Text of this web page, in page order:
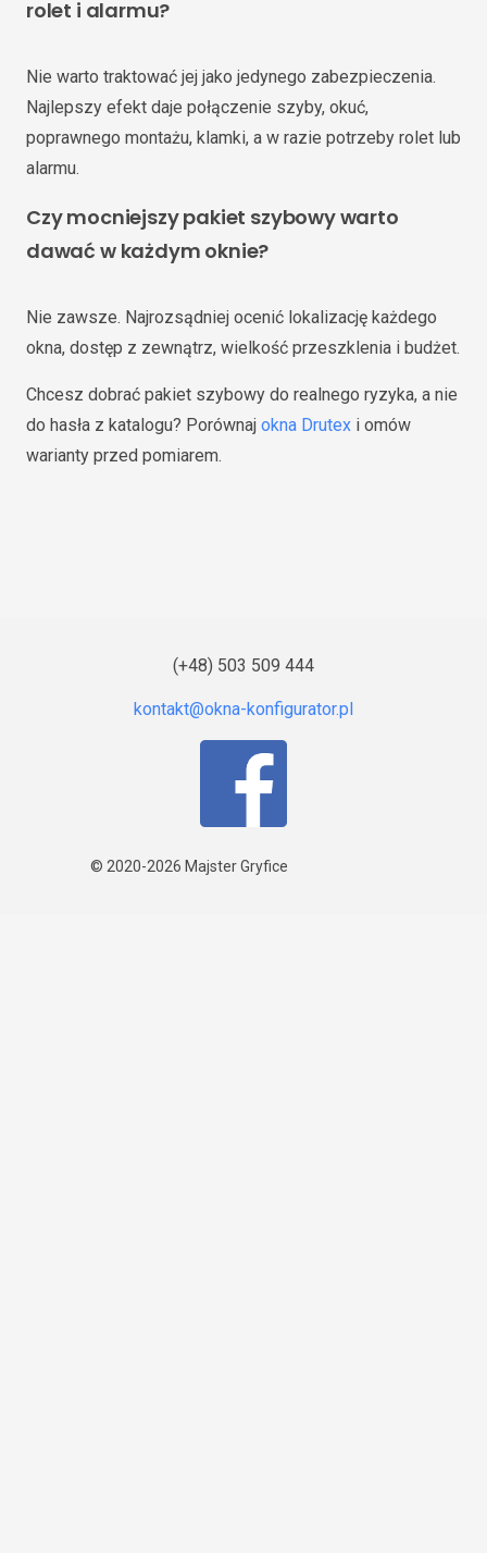
rolet i alarmu?
Nie warto traktować jej jako jedynego zabezpieczenia.
Najlepszy efekt daje połączenie szyby, okuć,
poprawnego montażu, klamki, a w razie potrzeby rolet lub
alarmu.
Czy mocniejszy pakiet szybowy warto
dawać w każdym oknie?
Nie zawsze. Najrozsądniej ocenić lokalizację każdego
okna, dostęp z zewnątrz, wielkość przeszklenia i budżet.
Chcesz dobrać pakiet szybowy do realnego ryzyka, a nie
do hasła z katalogu? Porównaj okna Drutex i omów
warianty przed pomiarem.
(+48) 503 509 444
© 2020-2026 Majster Gryfice